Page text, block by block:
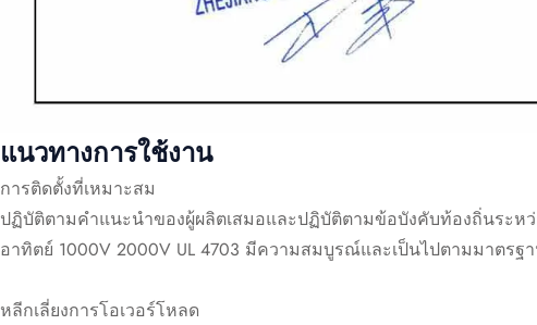
แนวทางการใช้งาน
การติดตั้งที่เหมาะสม
ปฏิบัติตามคำแนะนำของผู้ผลิตเสมอและปฏิบัติตามข้อบังคับท้องถิ่นระห
อาทิตย์ 1000V 2000V UL 4703 มีความสมบูรณ์และเป็นไปตามมาตรฐ
หลีกเลี่ยงการโอเวอร์โหลด